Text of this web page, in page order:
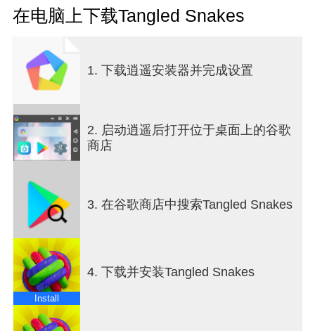
Be sure to pick the snakes in the correct order and
save them all to pass the levels. But helping the
obstacles in their way - bear traps pop all over the
place.
Get all of the snakes out of their tangle in the latest
of snakes games.
在电脑上下载Tangled Snakes
1. 下载逍遥安装器并完成设置
2. 启动逍遥后打开位于桌面上的谷歌
商店
3. 在谷歌商店中搜索Tangled Snakes
Install
4. 下载并安装Tangled Snakes